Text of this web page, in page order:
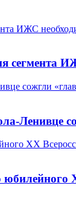
ИЖС
сегмента
сожгли
Ленивце
XX